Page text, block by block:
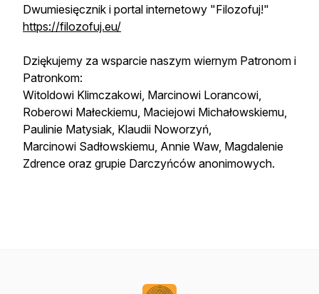
Dwumiesięcznik i portal internetowy "Filozofuj!"
https://filozofuj.eu/
Dziękujemy za wsparcie naszym wiernym Patronom i
Patronkom:
Witoldowi Klimczakowi, Marcinowi Lorancowi,
Roberowi Małeckiemu, Maciejowi Michałowskiemu,
Paulinie Matysiak, Klaudii Noworzyń,
Marcinowi Sadłowskiemu, Annie Waw, Magdalenie
Zdrence oraz grupie Darczyńców anonimowych.